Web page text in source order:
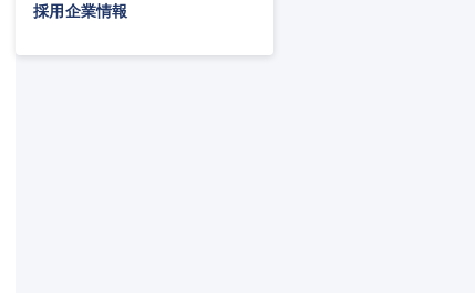
採用企業情報